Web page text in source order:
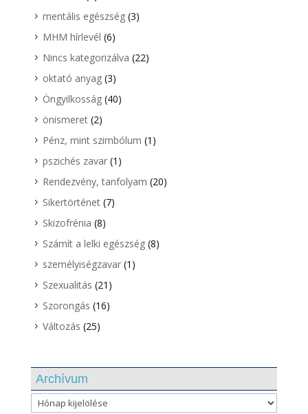
mentális egészség(3)
MHM hírlevél (6)
Nincs kategorizálva (22)
oktató anyag(3)
Öngyilkosság(40)
önismeret(2)
Pénz, mint szimbólum (1)
pszichés zavar(1)
Rendezvény, tanfolyam (20)
Sikertörténet(7)
Skizofrénia (8)
Számít a lelki egészség(8)
személyiségzavar(1)
Szexualitás (21)
Szorongás (16)
Változás (25)
Archívum
Archívum